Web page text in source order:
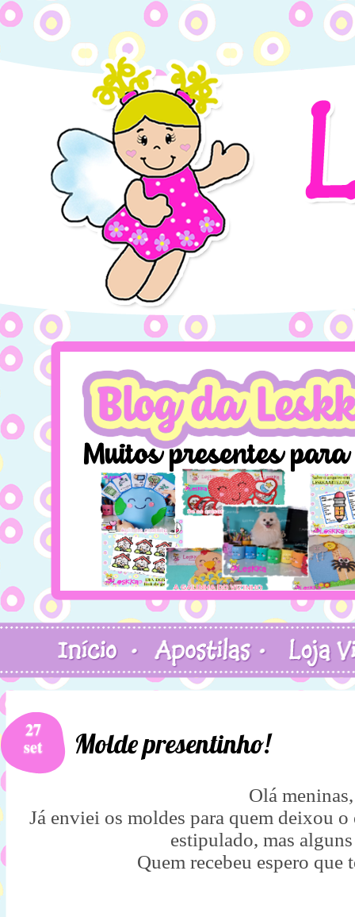
27
set Molde presentinho!
Olá meninas,
Já enviei os moldes para quem deixou
estipulado, mas
Quem recebeu espero que